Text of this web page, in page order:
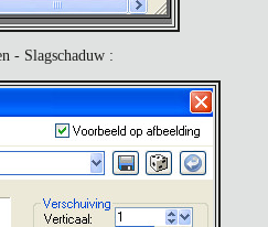
- Slagschaduw :